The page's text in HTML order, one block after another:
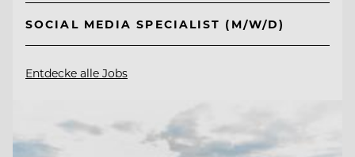
SOCIAL MEDIA SPECIALIST (M/W/D)
Entdecke alle Jobs